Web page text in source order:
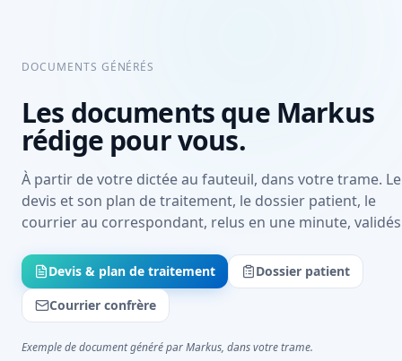
DOCUMENTS GÉNÉRÉS
Les documents que Markus
rédige pour vous.
À partir de votre dictée au fauteuil, dans votre trame. Le
devis et son plan de traitement, le dossier patient, le
courrier au correspondant, relus en une minute,
Devis & plan de traitement
Dossier patient
Courrier confrère
Exemple de document généré par Markus, dans votre trame.